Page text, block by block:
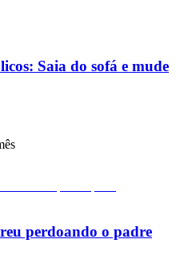
Saia do sofá e mude
perdoando o padre